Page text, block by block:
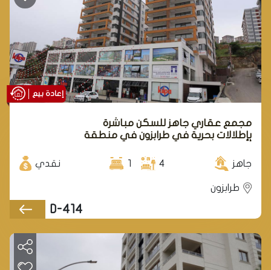
مجمع عقاري جاهز للسكن مباشرة
بإطلالات بحرية في طرابزون في منطقة
جاهز 4
1 نقدي
طرابزون
D-414